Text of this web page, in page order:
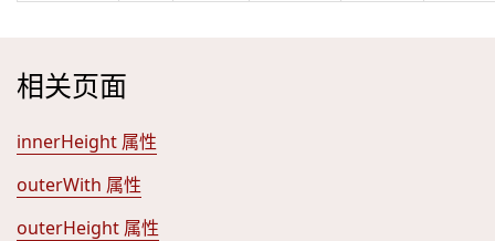
相关页面
innerHeight 属性
outerWith 属性
outerHeight 属性